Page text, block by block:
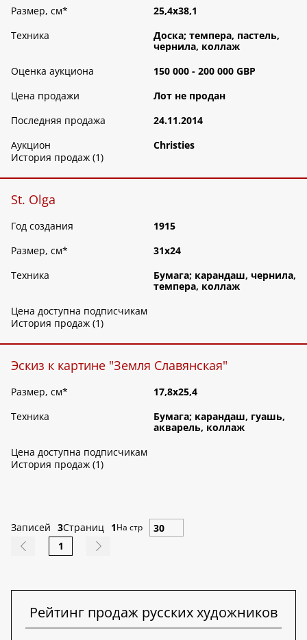
Размер, см*
25,4х38,1
Техника
Доска; темпера, пастель,
чернила, коллаж
Оценка аукциона
150 000 - 200 000 GBP
Цена продажи
Лот не продан
Последняя продажа
24.11.2014
Аукцион
Christies
История продаж (1)
St. Olga
Год создания
1915
Размер, см*
31х24
Техника
Бумага; карандаш, чернила,
темпера, коллаж
Цена доступна подписчикам
История продаж (1)
Эскиз к картине "Земля Славянская"
Размер, см*
17,8х25,4
Техника
Бумага; карандаш, гуашь,
акварель, коллаж
Цена доступна подписчикам
История продаж (1)
Записей 3Страниц 1На стр
1
Рейтинг продаж русских художников